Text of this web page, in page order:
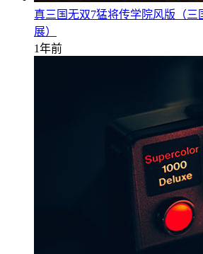
真三国无双7猛将传学院风版（三
展）
1年前